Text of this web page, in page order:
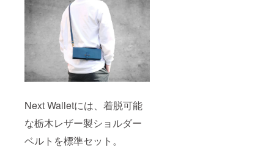
Next Walletには、着脱可能
な栃木レザー製ショルダー
ベルトを標準セット。